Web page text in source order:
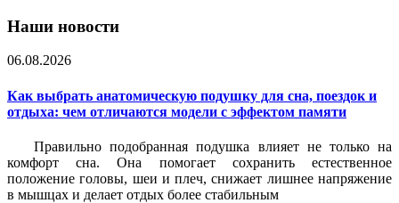
Наши новости
06.08.2026
Как выбрать анатомическую подушку для сна, поездок и
отдыха: чем отличаются модели с эффектом памяти
Правильно подобранная подушка влияет не только на
комфорт сна. Она помогает сохранить естественное
положение головы, шеи и плеч, снижает лишнее напряжение
в мышцах и делает отдых более стабильным